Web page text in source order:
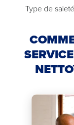
Type de